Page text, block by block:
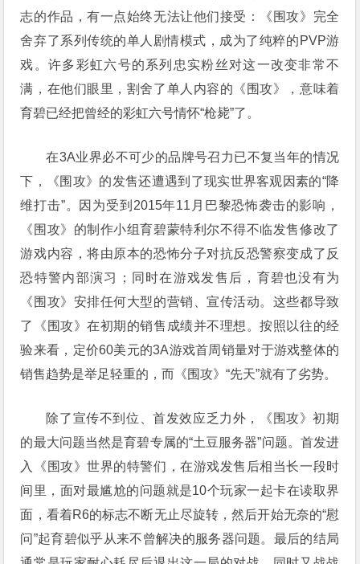
志的作品，有一点始终无法让他们接受：《围攻》完全
舍弃了系列传统的单人剧情模式，成为了纯粹的PVP游
戏。许多彩虹六号的系列忠实粉丝对这一改变非常不
满，在他们眼里，割舍了单人内容的《围攻》，意味着
育碧已经把曾经的彩虹六号情怀“枪毙”了。
在3A业界必不可少的品牌号召力已不复当年的情况
下，《围攻》的发售还遭遇到了现实世界客观因素的“降
维打击”。因为受到2015年11月巴黎恐怖袭击的影响，
《围攻》的制作小组育碧蒙特利尔不得不临发售修改了
游戏内容，将由原本的恐怖分子对抗反恐警察变成了反
恐特警内部演习；同时在游戏发售后，育碧也没有为
《围攻》安排任何大型的营销、宣传活动。这些都导致
了《围攻》在初期的销售成绩并不理想。按照以往的经
验来看，定价60美元的3A游戏首周销量对于游戏整体的
销售趋势是举足轻重的，而《围攻》“先天”就有了劣势。
除了宣传不到位、首发效应乏力外，《围攻》初期
的最大问题当然是育碧专属的“土豆服务器”问题。首发进
入《围攻》世界的特警们，在游戏发售后相当长一段时
间里，面对最尴尬的问题就是10个玩家一起卡在读取界
面，看着R6的标志不断无止尽旋转，然后开始无奈的“慰
问”起育碧似乎从来不曾解决的服务器问题。最后的结局